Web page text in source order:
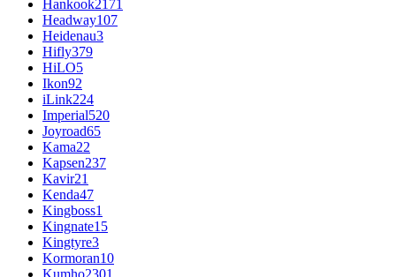
Hankook2171
Headway107
Heidenau3
Hifly379
HiLO5
Ikon92
iLink224
Imperial520
Joyroad65
Kama22
Kapsen237
Kavir21
Kenda47
Kingboss1
Kingnate15
Kingtyre3
Kormoran10
Kumho2301